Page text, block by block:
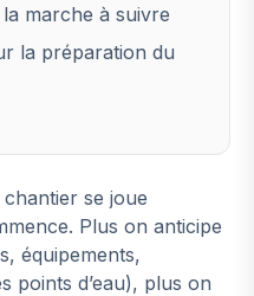
marche à suivre
la préparation du
chantier se joue
Plus on anticipe
équipements,
points d’eau), plus on